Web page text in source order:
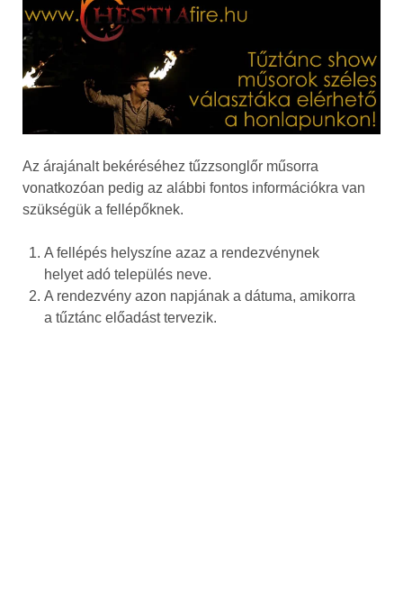
Az árajánalt bekéréséhez tűzzsonglőr műsorra
vonatkozóan pedig az alábbi fontos információkra van
szükségük a fellépőknek.
A fellépés helyszíne azaz a rendezvénynek
helyet adó település neve.
A rendezvény azon napjának a dátuma, amikorra
a tűztánc előadást tervezik.